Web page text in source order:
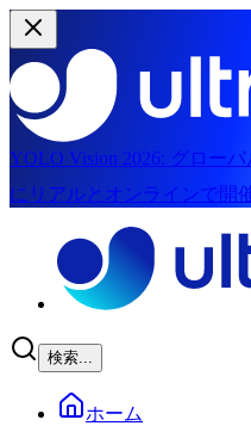
YOLO Vision 2026: グロー
にリアルとオンラインで開
検索...
ホーム